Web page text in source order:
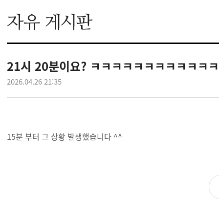
21시 20분이요? ㅋㅋㅋㅋㅋㅋㅋㅋㅋㅋㅋ
2026.04.26 21:35
15분 부터 그 상황 발생했습니다 ^^